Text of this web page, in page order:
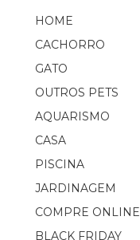
HOME
CACHORRO
GATO
OUTROS PETS
AQUARISMO
CASA
PISCINA
JARDINAGEM
COMPRE ONLINE
BLACK FRIDAY